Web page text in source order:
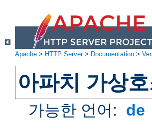
Apache > HTTP Server> Documentation >
아파치 가상
가능한 언어: de